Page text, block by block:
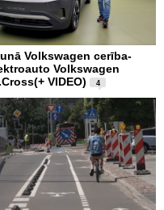
Volkswagen cerība-
Volkswagen
VIDEO)
4